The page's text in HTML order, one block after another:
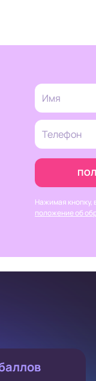
Нажимая кнопку,
положение об